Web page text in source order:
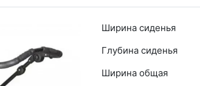
Ширина сиденья
Глубина сиденья
Ширина общая